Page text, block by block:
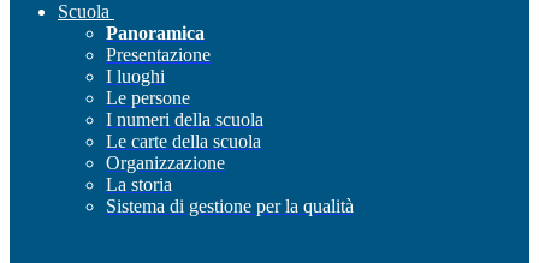
Scuola
Panoramica
Presentazione
I luoghi
Le persone
I numeri della scuola
Le carte della scuola
Organizzazione
La storia
Sistema di gestione per la qualità